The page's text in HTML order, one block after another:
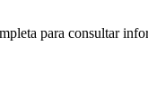
para consultar